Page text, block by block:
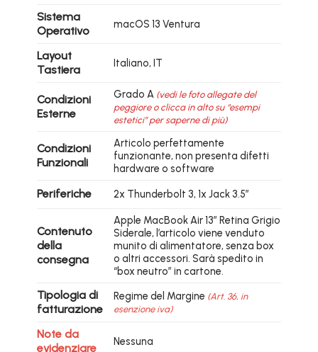
Sistema
Operativo
macOS 13 Ventura
Layout
Tastiera
Italiano, IT
Condizioni
Esterne
Grado A (vedi le foto allegate del
peggiore o clicca in alto su “esempi
estetici” per saperne di più)
Condizioni
Funzionali
Articolo perfettamente
funzionante, non presenta difetti
hardware o software
Periferiche 2x Thunderbolt 3, 1x Jack 3.5″
Contenuto
della
consegna
Apple MacBook Air 13″ Retina Grigio
Siderale, l’articolo viene venduto
munito di alimentatore, senza box
o altri accessori. Sarà spedito in
“box neutro” in cartone.
Tipologia di
fatturazione
Regime del Margine (Art. 36, in
esenzione iva)
Note da
evidenziare
Nessuna